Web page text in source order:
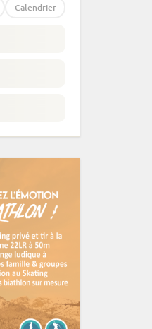
Calendrier